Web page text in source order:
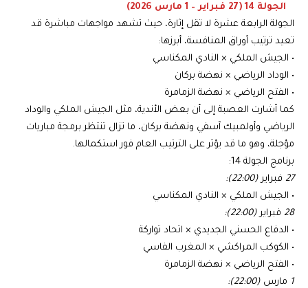
الجولة 14 (27 فبراير – 1 مارس 2026)
الجولة الرابعة عشرة لا تقل إثارة، حيث تشهد مواجهات مباشرة قد
تعيد ترتيب أوراق المنافسة، أبرزها:
• الجيش الملكي × النادي المكناسي
• الوداد الرياضي × نهضة بركان
• الفتح الرياضي × نهضة الزمامرة
كما أشارت العصبة إلى أن بعض الأندية، مثل الجيش الملكي والوداد
الرياضي وأولمبيك آسفي ونهضة بركان، ما تزال تنتظر برمجة مباريات
مؤجلة، وهو ما قد يؤثر على الترتيب العام فور استكمالها.
برنامج الجولة 14:
27 فبراير (22:00):
• الجيش الملكي × النادي المكناسي
28 فبراير (22:00):
• الدفاع الحسني الجديدي × اتحاد تواركة
• الكوكب المراكشي × المغرب الفاسي
• الفتح الرياضي × نهضة الزمامرة
1 مارس (22:00):